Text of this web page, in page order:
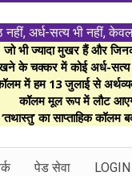
नहीं, अर्ध-सत्य भी नहीं,
भी ज्यादा मुखर हैं और
के चक्कर में कोई अर्ध-सत्य
में हम 13 जुलाई से
कॉलम मूल रूप में लौट
का साप्ताहिक कॉलम
पेड सेवा LOGIN